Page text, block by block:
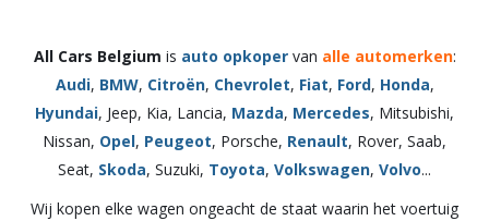
All Cars Belgium is auto opkopervan alle automerken:
Audi, BMW, Citroën, Chevrolet, Fiat, Ford, Honda,
Hyundai, Jeep, Kia, Lancia, Mazda, Mercedes, Mitsubishi,
Nissan, Opel, Peugeot, Porsche, Renault, Rover, Saab,
Seat, Skoda, Suzuki, Toyota, Volkswagen, Volvo...
Wij kopen elke wagen ongeacht de staat waarin het voertuig